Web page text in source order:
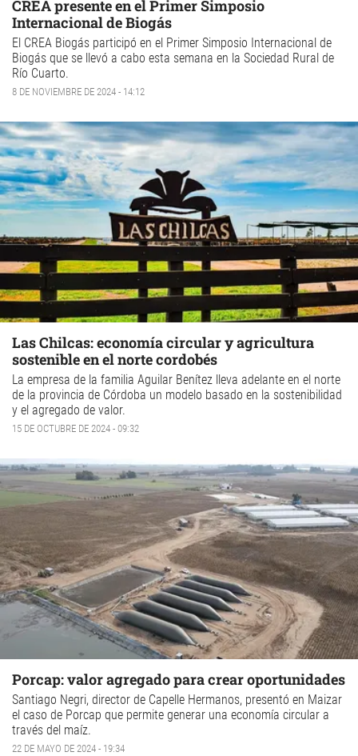
CREA presente en el Primer Simposio
Internacional de Biogás
El CREA Biogás participó en el Primer Simposio Internacional de
Biogás que se llevó a cabo esta semana en la Sociedad Rural de
Río Cuarto.
8 DE NOVIEMBRE DE 2024 - 14:12
Las Chilcas: economía circular y agricultura
sostenible en el norte cordobés
La empresa de la familia Aguilar Benítez lleva adelante en el norte
de la provincia de Córdoba un modelo basado en la sostenibilidad
y el agregado de valor.
15 DE OCTUBRE DE 2024 - 09:32
Porcap: valor agregado para crear oportunidades
Santiago Negri, director de Capelle Hermanos, presentó en Maizar
el caso de Porcap que permite generar una economía circular a
través del maíz.
22 DE MAYO DE 2024 - 19:34